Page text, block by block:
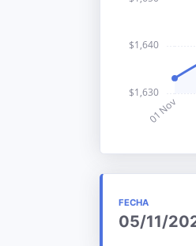
FECHA
05/11/